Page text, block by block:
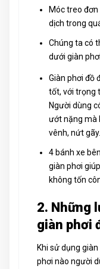
Móc treo
dịch trong
Chúng ta có
dưới giàn
Giàn phơi đồ
tốt, với trọng
Người dùng
ướt nặng mà
vênh, nứt gãy.
4 bánh xe
giàn phơi
không tốn
2. Những
giàn phơi
Khi sử dụng
phơi nào người